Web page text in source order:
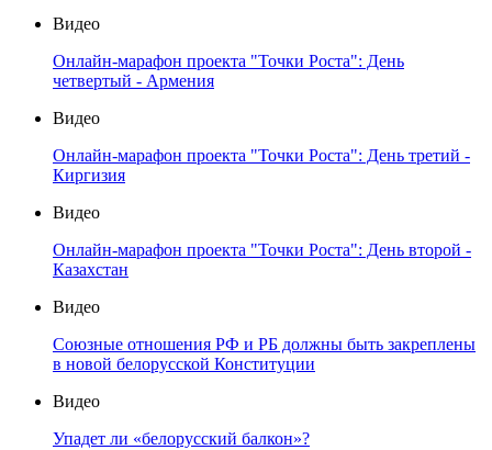
Видео
Онлайн-марафон проекта "Точки Роста": День
четвертый - Армения
Видео
Онлайн-марафон проекта "Точки Роста": День третий -
Киргизия
Видео
Онлайн-марафон проекта "Точки Роста": День второй -
Казахстан
Видео
Союзные отношения РФ и РБ должны быть закреплены
в новой белорусской Конституции
Видео
Упадет ли «белорусский балкон»?